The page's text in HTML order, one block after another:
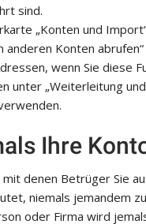
sind.
„Konten und
anderen Konten
wenn Sie diese
unter „Weiterleitung
Ihre
denen Betrüger Sie
niemals jemandem
oder Firma wird